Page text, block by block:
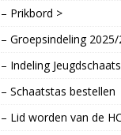
– Prikbord >
– Groepsindeling
– Indeling
– Schaatstas bestellen
– Lid worden van de